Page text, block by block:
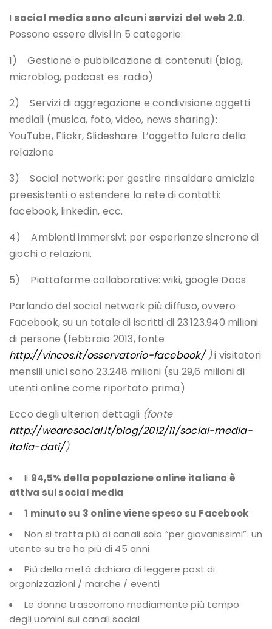
I social media sono alcuni servizi del web 2.0.
Possono essere divisi in 5 categorie:
1) Gestione e pubblicazione di contenuti (blog,
microblog, podcast es. radio)
2) Servizi di aggregazione e condivisione oggetti
mediali (musica, foto, video, news sharing):
YouTube, Flickr, Slideshare. L’oggetto fulcro della
relazione
3) Social network: per gestire rinsaldare amicizie
preesistenti o estendere la rete di contatti:
facebook, linkedin, ecc.
4) Ambienti immersivi: per esperienze sincrone di
giochi o relazioni.
5) Piattaforme collaborative: wiki, google Docs
Parlando del social network più diffuso, ovvero
Facebook, su un totale di iscritti di 23.123.940 milioni
di persone (febbraio 2013, fonte
http://vincos.it/osservatorio-facebook/)i visitatori
mensili unici sono 23.248 milioni (su 29,6 milioni di
utenti online come riportato prima)
Ecco degli ulteriori dettagli (fonte
http://wearesocial.it/blog/2012/11/social-media-
italia-dati/)
Il 94,5% della popolazione online italiana è
attiva sui social media
1 minuto su 3 online viene speso su Facebook
Non si tratta più di canali solo “per giovanissimi”: un
utente su tre ha più di 45 anni
Più della metà dichiara di leggere post di
organizzazioni / marche / eventi
Le donne trascorrono mediamente più tempo
degli uomini sui canali social